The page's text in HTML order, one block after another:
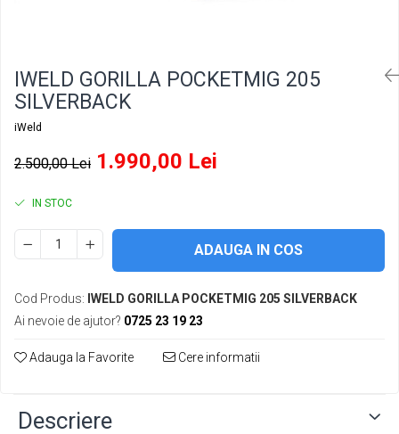
Mese sudura
IWELD GORILLA POCKETMIG 205
SILVERBACK
iWeld
2.500,00 Lei 1.990,00 Lei
IN STOC
ADAUGA IN COS
Cod Produs: IWELD GORILLA POCKETMIG 205 SILVERBACK
Ai nevoie de ajutor? 0725 23 19 23
Adauga la Favorite Cere informatii
Descriere